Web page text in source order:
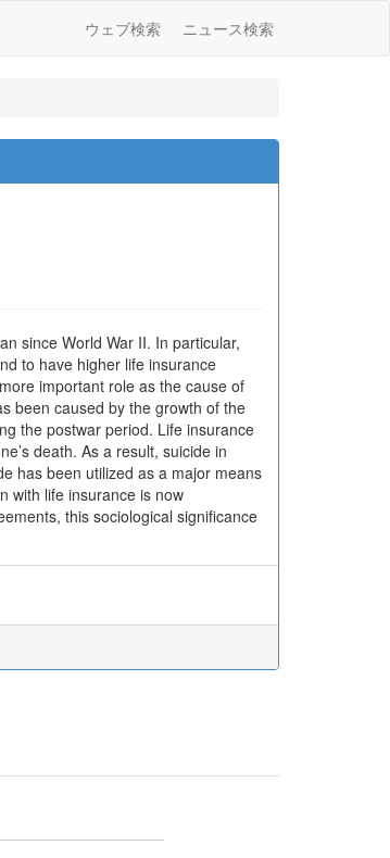
ウェブ検索 ニュース検索
since World War II. In particular,
to have higher life insurance
important role as the cause of
been caused by the growth of the
the postwar period. Life insurance
death. As a result, suicide in
has been utilized as a major means
with life insurance is now
this sociological significance